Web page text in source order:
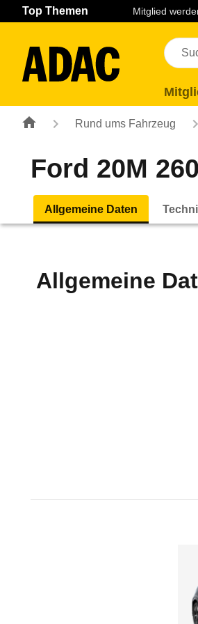
Navigation Seiteninhalt Fußzeile
Top Themen Mitglied
Rund ums Fahrzeug
Ford 20M
Allgemeine Daten
Allgemeine